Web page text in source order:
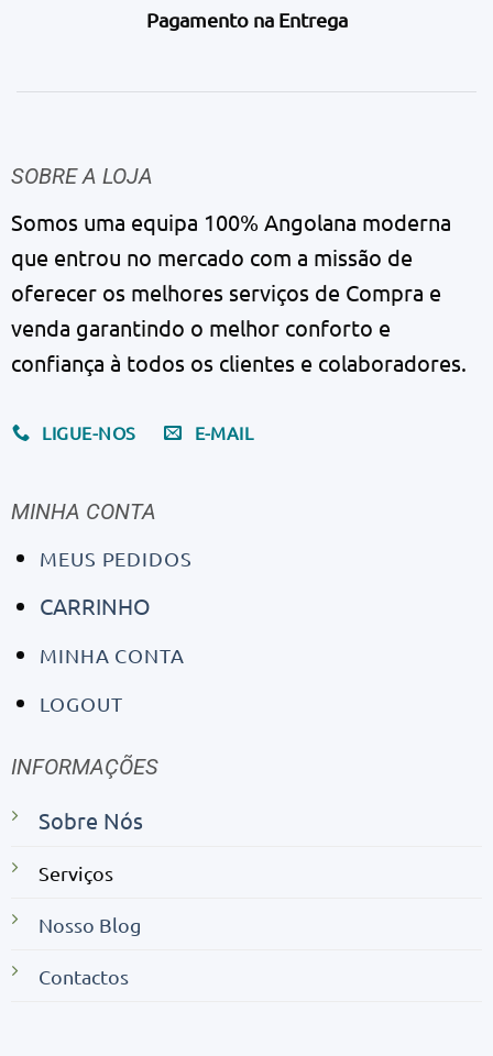
Pagamento na Entrega
SOBRE A LOJA
Somos uma equipa 100% Angolana moderna
que entrou no mercado com a missão de
oferecer os melhores serviços de Compra e
venda garantindo o melhor conforto e
confiança à todos os clientes e colaboradores.
LIGUE-NOS E-MAIL
MINHA CONTA
MEUS PEDIDOS
CARRINHO
MINHA CONTA
LOGOUT
INFORMAÇÕES
Sobre Nós
Serviços
Nosso Blog
Contactos